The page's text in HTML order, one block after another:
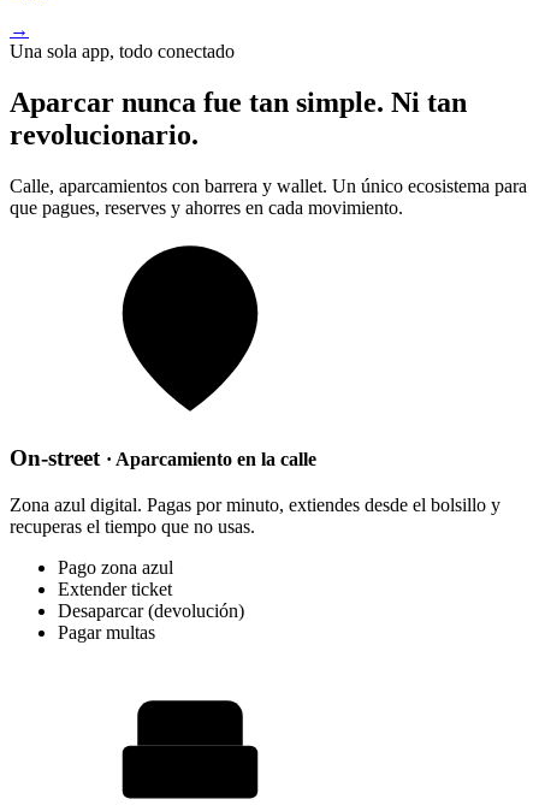
→
Una sola app, todo conectado
Aparcar nunca fue tan simple. Ni tan
revolucionario.
Calle, aparcamientos con barrera y wallet. Un único ecosistema para
que pagues, reserves y ahorres en cada movimiento.
On-street · Aparcamiento en la calle
Zona azul digital. Pagas por minuto, extiendes desde el bolsillo y
recuperas el tiempo que no usas.
Pago zona azul
Extender ticket
Desaparcar (devolución)
Pagar multas